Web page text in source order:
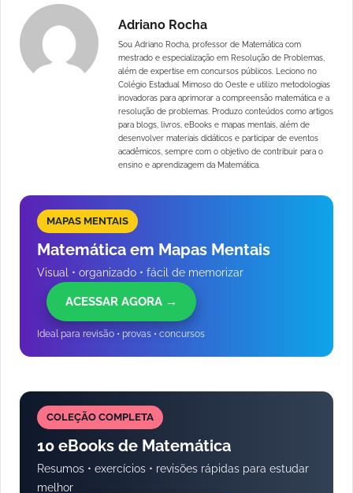
Adriano Rocha
Sou Adriano Rocha, professor de Matemática com
mestrado e especialização em Resolução de Problemas,
além de expertise em concursos públicos. Leciono no
Colégio Estadual Mimoso do Oeste e utilizo metodologias
inovadoras para aprimorar a compreensão matemática e a
resolução de problemas. Produzo conteúdos como artigos
para blogs, livros, eBooks e mapas mentais, além de
desenvolver materiais didáticos e participar de eventos
acadêmicos, sempre com o objetivo de contribuir para o
ensino e aprendizagem da Matemática.
MAPAS MENTAIS
Matemática em Mapas Mentais
Visual • organizado • fácil de memorizar
ACESSAR AGORA →
Ideal para revisão • provas • concursos
COLEÇÃO COMPLETA
10 eBooks de Matemática
Resumos • exercícios • revisões rápidas para estudar
melhor